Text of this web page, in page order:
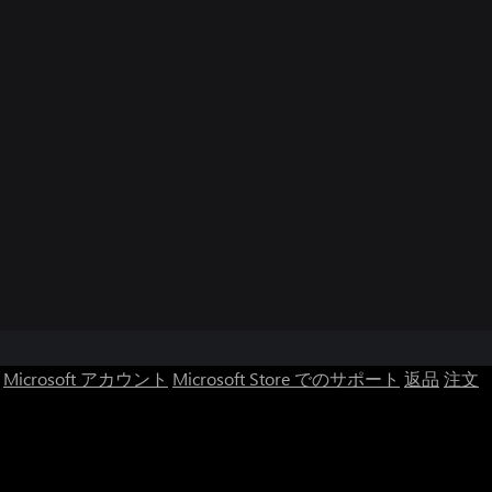
Microsoft アカウント Microsoft Store でのサポート 返品 注文